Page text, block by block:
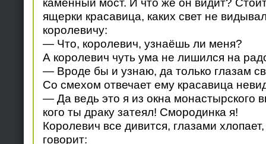
ящерки красавица, каких свет не
королевичу:
— Что, королевич, узнаёшь ли меня?
А королевич чуть ума не лишился на
— Вроде бы и узнаю, да только глазам
Со смехом отвечает ему красавица
— Да ведь это я из окна монастырского
кого ты драку затеял! Смородинка я!
Королевич все дивится, глазами
говорит: